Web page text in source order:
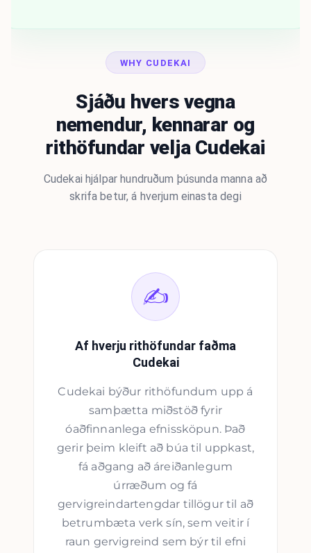
WHY CUDEKAI
Sjáðu hvers vegna
nemendur, kennarar og
rithöfundar velja Cudekai
Cudekai hjálpar hundruðum þúsunda manna að
skrifa betur, á hverjum einasta degi
✍️
Af hverju rithöfundar faðma
Cudekai
Cudekai býður rithöfundum upp á
samþætta miðstöð fyrir
óaðfinnanlega efnissköpun. Það
gerir þeim kleift að búa til uppkast,
fá aðgang að áreiðanlegum
úrræðum og fá
gervigreindartengdar tillögur til að
betrumbæta verk sín, sem veitir í
raun gervigreind sem býr til efni